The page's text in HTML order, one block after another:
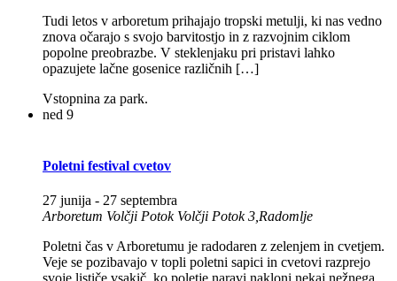
Tudi letos v arboretum prihajajo tropski metulji, ki nas vedno
znova očarajo s svojo barvitostjo in z razvojnim ciklom
popolne preobrazbe. V steklenjaku pri pristavi lahko
opazujete lačne gosenice različnih […]
Vstopnina za park.
ned 9
Poletni festival cvetov
27 junija - 27 septembra
Arboretum Volčji Potok Volčji Potok 3,Radomlje
Poletni čas v Arboretumu je radodaren z zelenjem in cvetjem.
Veje se pozibavajo v topli poletni sapici in cvetovi razprejo
svoje lističe vsakič, ko poletje naravi nakloni nekaj nežnega